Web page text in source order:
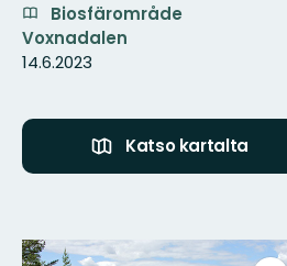
Biosfärområde
Voxnadalen
14.6.2023
Katso kartalta
Kuvat